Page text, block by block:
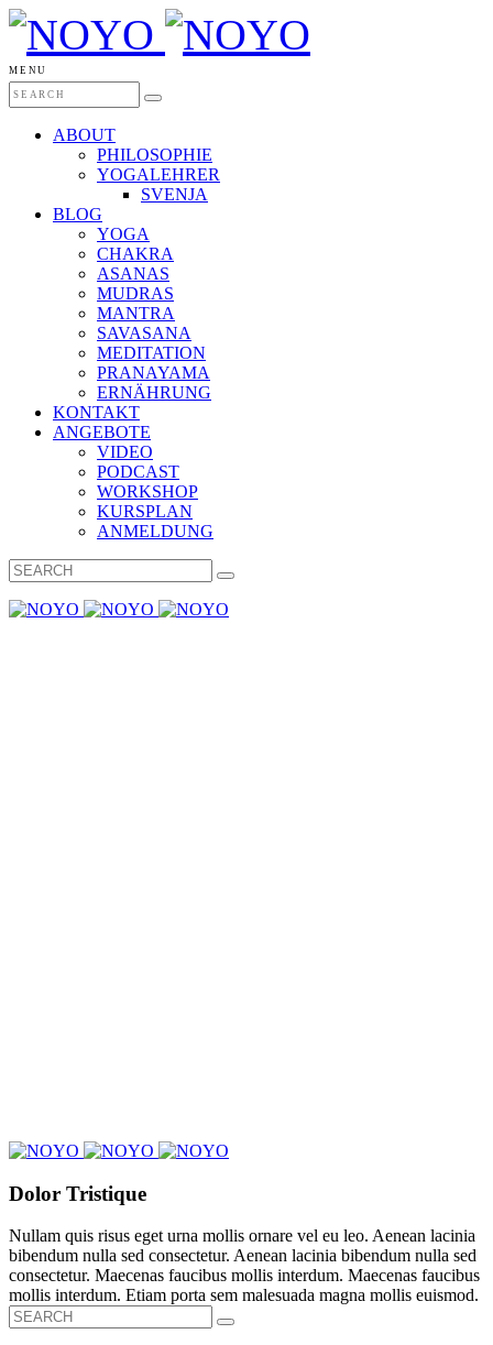
MENU
ABOUT
PHILOSOPHIE
YOGALEHRER
SVENJA
BLOG
YOGA
CHAKRA
ASANAS
MUDRAS
MANTRA
SAVASANA
MEDITATION
PRANAYAMA
ERNÄHRUNG
KONTAKT
ANGEBOTE
VIDEO
PODCAST
WORKSHOP
KURSPLAN
ANMELDUNG
Dolor Tristique
Nullam quis risus eget urna mollis ornare vel eu leo. Aenean lacinia
bibendum nulla sed consectetur. Aenean lacinia bibendum nulla sed
consectetur. Maecenas faucibus mollis interdum. Maecenas faucibus
mollis interdum. Etiam porta sem malesuada magna mollis euismod.